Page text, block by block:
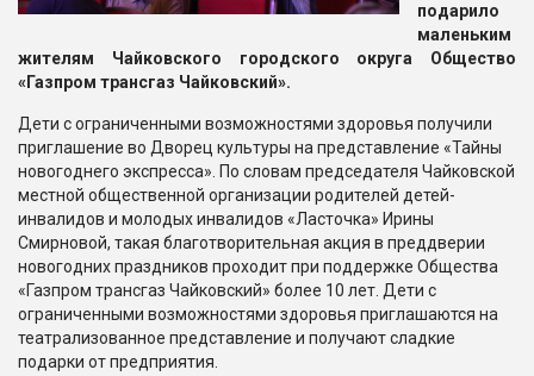
подарило
маленьким
жителям Чайковского городского округа Общество
«Газпром трансгаз Чайковский».
Дети с ограниченными возможностями здоровья получили
приглашение во Дворец культуры на представление «Тайны
новогоднего экспресса». По словам председателя Чайковской
местной общественной организации родителей детей-
инвалидов и молодых инвалидов «Ласточка» Ирины
Смирновой, такая благотворительная акция в преддверии
новогодних праздников проходит при поддержке Общества
«Газпром трансгаз Чайковский» более 10 лет. Дети с
ограниченными возможностями здоровья приглашаются на
театрализованное представление и получают сладкие
подарки от предприятия.